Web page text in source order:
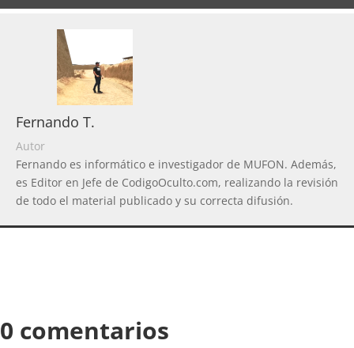
Fernando T.
Autor
Fernando es informático e investigador de MUFON. Además,
es Editor en Jefe de CodigoOculto.com, realizando la revisión
de todo el material publicado y su correcta difusión.
0 comentarios